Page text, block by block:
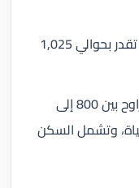
: مساهمة شهرية تقدر بحوالي 1,025
: تتراوح بين 800 إلى
وتشمل السكن